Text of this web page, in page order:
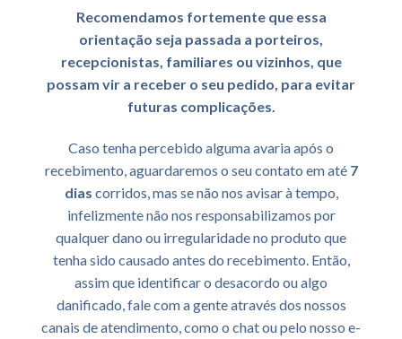
Recomendamos fortemente que essa
orientação seja passada a porteiros,
recepcionistas, familiares ou vizinhos, que
possam vir a receber o seu pedido, para evitar
futuras complicações.
Caso tenha percebido alguma avaria após o
recebimento, aguardaremos o seu contato em até 7
dias corridos, mas se não nos avisar à tempo,
infelizmente não nos responsabilizamos por
qualquer dano ou irregularidade no produto que
tenha sido causado antes do recebimento. Então,
assim que identificar o desacordo ou algo
danificado, fale com a gente através dos nossos
canais de atendimento, como o chat ou pelo nosso e-